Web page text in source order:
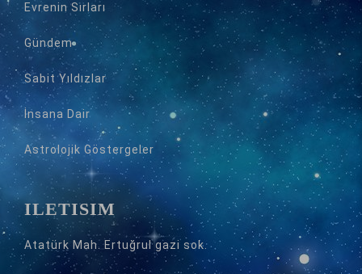
Evrenin Sırları
Gündem
Sabit Yıldızlar
İnsana Dair
Astrolojik Göstergeler
İLETİŞİM
Atatürk Mah. Ertuğrul gazi sok.